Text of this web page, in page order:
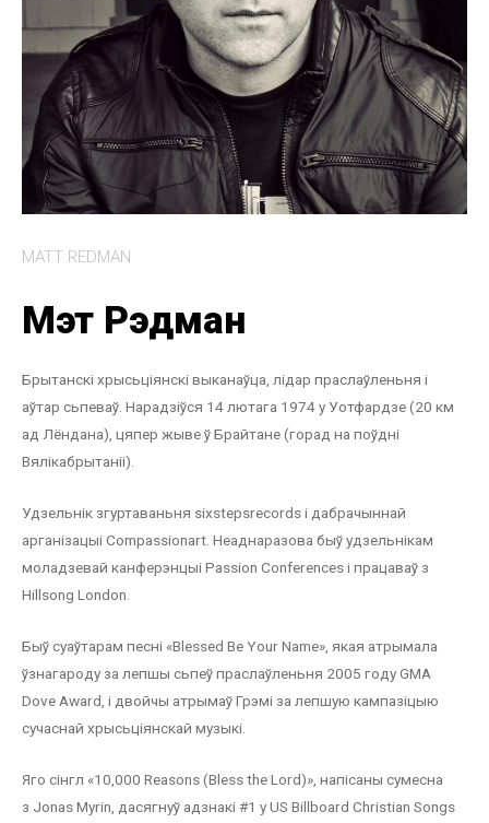
MATT REDMAN
Мэт Рэдман
Брытанскі хрысьціянскі выканаўца, лідар праслаўленьня і
аўтар сьпеваў. Нарадзіўся 14 лютага 1974 у Уотфардзе (20 км
ад Лёндана), цяпер жыве ў Брайтане (горад на поўдні
Вялікабрытаніі).
Удзельнік згуртаваньня sixstepsrecords і дабрачыннай
арганізацыі Compassionart. Неаднаразова быў удзельнікам
моладзевай канферэнцыі Passion Conferences і працаваў з
Hillsong London.
Быў суаўтарам песні «Blessed Be Your Name», якая атрымала
ўзнагароду за лепшы сьпеў праслаўленьня 2005 году GMA
Dove Award, і двойчы атрымаў Грэмі за лепшую кампазіцыю
сучаснай хрысьціянскай музыкі.
Яго сінгл «10,000 Reasons (Bless the Lord)», напісаны сумесна
з Jonas Myrin, дасягнуў адзнакі #1 у US Billboard Christian Songs